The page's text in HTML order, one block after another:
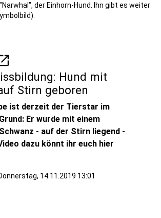
der Einhorn-Hund. Ihn gibt es weiter
Hund mit
Stirn geboren
ist derzeit der Tierstar im
Er wurde mit einem
- auf der Stirn liegend -
dazu könnt ihr euch hier
14.11.2019 13:01